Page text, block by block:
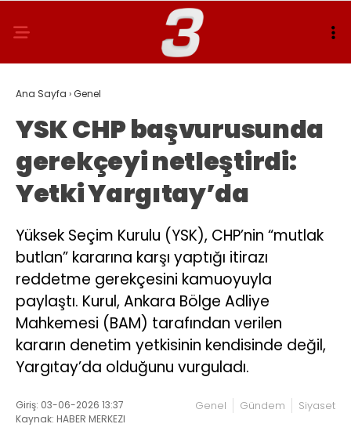
Ana Sayfa ›Genel
YSK CHP başvurusunda
gerekçeyi netleştirdi:
Yetki Yargıtay’da
Yüksek Seçim Kurulu (YSK), CHP’nin “mutlak
butlan” kararına karşı yaptığı itirazı
reddetme gerekçesini kamuoyuyla
paylaştı. Kurul, Ankara Bölge Adliye
Mahkemesi (BAM) tarafından verilen
kararın denetim yetkisinin kendisinde değil,
Yargıtay’da olduğunu vurguladı.
Giriş: 03-06-2026 13:37
Kaynak: HABER MERKEZI
Genel Gündem Siyaset